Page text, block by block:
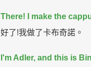
There! I make the
好了!我做了卡布奇諾。
I'm Adler, and this is